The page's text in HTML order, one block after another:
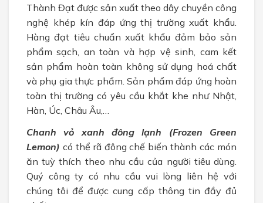
Thành Đạt được sản xuất theo dây chuyền công
nghệ khép kín đáp ứng thị trường xuất khẩu.
Hàng đạt tiêu chuẩn xuất khẩu đảm bảo sản
phẩm sạch, an toàn và hợp vệ sinh, cam kết
sản phẩm hoàn toàn không sử dụng hoá chất
và phụ gia thực phẩm. Sản phẩm đáp ứng hoàn
toàn thị trường có yêu cầu khắt khe như Nhật,
Hàn, Úc, Châu Âu,…
Chanh vỏ xanh đông lạnh (Frozen Green
Lemon) có thể rã đông chế biến thành các món
ăn tuỳ thích theo nhu cầu của người tiêu dùng.
Quý công ty có nhu cầu vui lòng liên hệ với
chúng tôi để được cung cấp thông tin đầy đủ